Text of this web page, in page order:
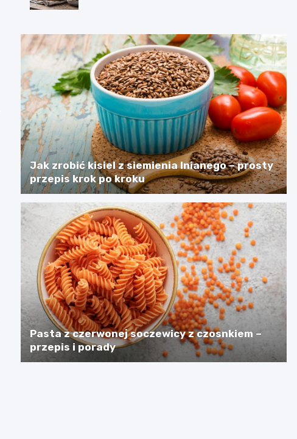
Jak zrobić kisiel z siemienia lnianego – prosty
przepis krok po kroku
Pasta z czerwonej soczewicy z czosnkiem –
przepis i porady